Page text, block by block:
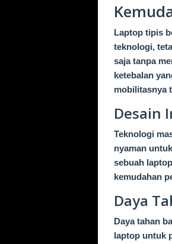
Laptop tipis
teknologi,
saja tanpa
ketebalan
mobilitasnya
Desain
Teknologi
nyaman
sebuah
kemudahan
Daya
Daya tahan
laptop untuk